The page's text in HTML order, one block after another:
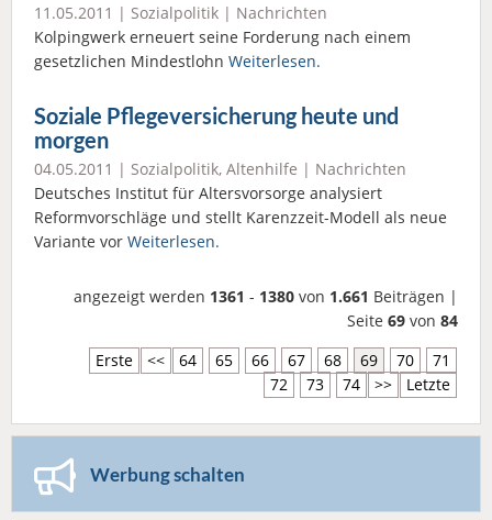
11.05.2011 | Sozialpolitik | Nachrichten
Kolpingwerk erneuert seine Forderung nach einem
gesetzlichen Mindestlohn Weiterlesen.
Soziale Pflegeversicherung heute und
morgen
04.05.2011 | Sozialpolitik, Altenhilfe | Nachrichten
Deutsches Institut für Altersvorsorge analysiert
Reformvorschläge und stellt Karenzzeit-Modell als neue
Variante vor Weiterlesen.
angezeigt werden 1361 - 1380 von 1.661 Beiträgen |
Seite 69 von 84
Erste
<< 64 65 66 67 68 69 70
71
72
73 74 >> Letzte
Werbung schalten